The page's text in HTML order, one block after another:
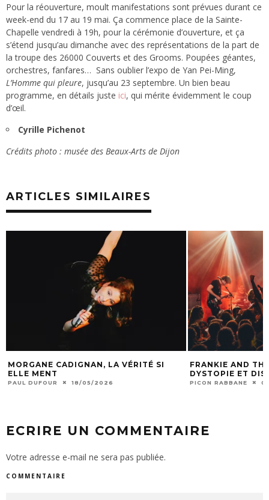
Pour la réouverture, moult manifestations sont prévues durant ce
week-end du 17 au 19 mai. Ça commence place de la Sainte-
Chapelle vendredi à 19h, pour la cérémonie d’ouverture, et ça
s’étend jusqu’au dimanche avec des représentations de la part de
la troupe des 26000 Couverts et des Grooms. Poupées géantes,
orchestres, fanfares… Sans oublier l’expo de Yan Pei-Ming,
L’Homme qui pleure, jusqu’au 23 septembre. Un bien beau
programme, en détails juste ici, qui mérite évidemment le coup
d’œil.
Cyrille Pichenot
Crédits photo : musée des Beaux-Arts de Dijon
ARTICLES SIMILAIRES
MORGANE CADIGNAN, LA VÉRITÉ SI
ELLE MENT
PAUL DUFOUR 18/05/2026
FRANKIE AND
DYSTOPIE ET
PICON RABBANE
ECRIRE UN COMMENTAIRE
Votre adresse e-mail ne sera pas publiée.
COMMENTAIRE